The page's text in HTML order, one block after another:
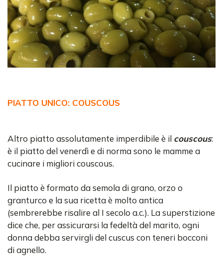
PIATTO UNICO: COUSCOUS
Altro piatto assolutamente imperdibile è il couscous:
è il piatto del venerdì e di norma sono le mamme a
cucinare i migliori couscous.
Il piatto è formato da semola di grano, orzo o
granturco e la sua ricetta è molto antica
(sembrerebbe risalire al I secolo a.c.). La superstizione
dice che, per assicurarsi la fedeltà del marito, ogni
donna debba servirgli del cuscus con teneri bocconi
di agnello.